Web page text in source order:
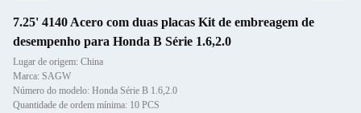
7.25' 4140 Acero com duas placas Kit de embreagem de
desempenho para Honda B Série 1.6,2.0
Lugar de origem: China
Marca: SAGW
Número do modelo: Honda Série B 1.6,2.0
Quantidade de ordem mínima: 10 PCS